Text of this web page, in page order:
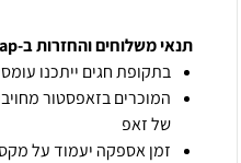
תנאי משלוחים והחזרות ב-zap
בתקופת חגים ייתכנו
המוכרים בזאפסטור
של זאפ
זמן אספקה יעמוד על מקס' 7 ימי עסקים מיום